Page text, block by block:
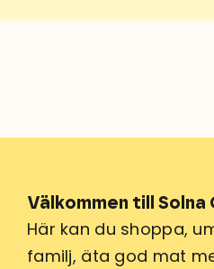
Välkommen till Solna
Här kan du shoppa,
familj, äta god mat